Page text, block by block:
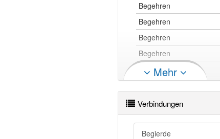
Begehren
Begehren
Begehren
Begehren
Begehren
Begehren
Begehren
Begehren
Mehr
Verbindungen
Begierde